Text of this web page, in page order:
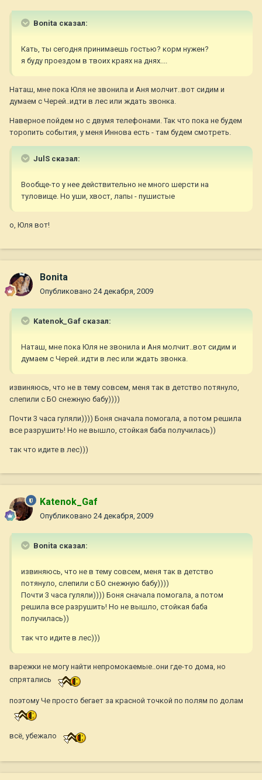
Bonita сказал:
Кать, ты сегодня принимаешь гостью? корм нужен?
я буду проездом в твоих краях на днях....
Наташ, мне пока Юля не звонила и Аня молчит..вот сидим и
думаем с Черей..идти в лес или ждать звонка.
Наверное пойдем но с двумя телефонами. Так что пока не будем
торопить события, у меня Иннова есть - там будем смотреть.
JulS сказал:
Вообще-то у нее действительно не много шерсти на
туловище. Но уши, хвост, лапы - пушистые
о, Юля вот!
Bonita
Опубликовано 24 декабря, 2009
Katenok_Gaf сказал:
Наташ, мне пока Юля не звонила и Аня молчит..вот сидим и
думаем с Черей..идти в лес или ждать звонка.
извиняюсь, что не в тему совсем, меня так в детство потянуло,
слепили с БО снежную бабу))))
Почти 3 часа гуляли)))) Боня сначала помогала, а потом решила
все разрушить! Но не вышло, стойкая баба получилась))
так что идите в лес)))
Katenok_Gaf
Опубликовано 24 декабря, 2009
Bonita сказал:
извиняюсь, что не в тему совсем, меня так в детство
потянуло, слепили с БО снежную бабу))))
Почти 3 часа гуляли)))) Боня сначала помогала, а потом
решила все разрушить! Но не вышло, стойкая баба
получилась))
так что идите в лес)))
варежки не могу найти непромокаемые..они где-то дома, но
спрятались
поэтому Че просто бегает за красной точкой по полям по долам
всё, убежало